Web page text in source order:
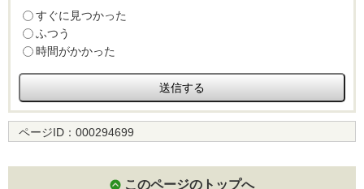
すぐに見つかった
ふつう
時間がかかった
ページID： 000294699
このページのトップへ